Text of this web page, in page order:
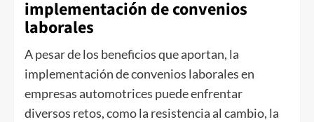
implementación de convenios
laborales
A pesar de los beneficios que aportan, la
implementación de convenios laborales en
empresas automotrices puede enfrentar
diversos retos, como la resistencia al cambio, la